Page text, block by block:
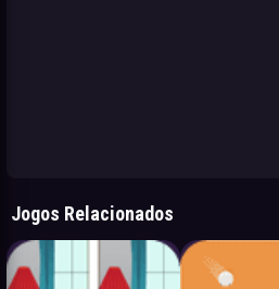
Jogos Relacionados